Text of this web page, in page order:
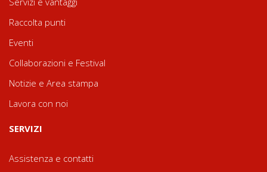
Raccolta punti
Eventi
Collaborazioni e Festival
Notizie e Area stampa
Lavora con noi
SERVIZI
Assistenza e contatti